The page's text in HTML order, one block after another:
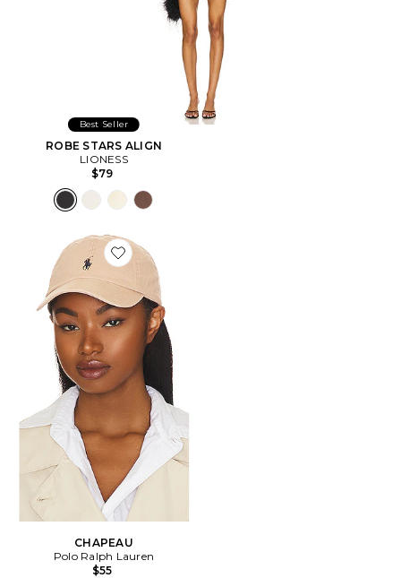
Best Seller
ROBE STARS ALIGN
LIONESS
$79
Favorite CHAPEAU
CHAPEAU
Polo Ralph Lauren
$55